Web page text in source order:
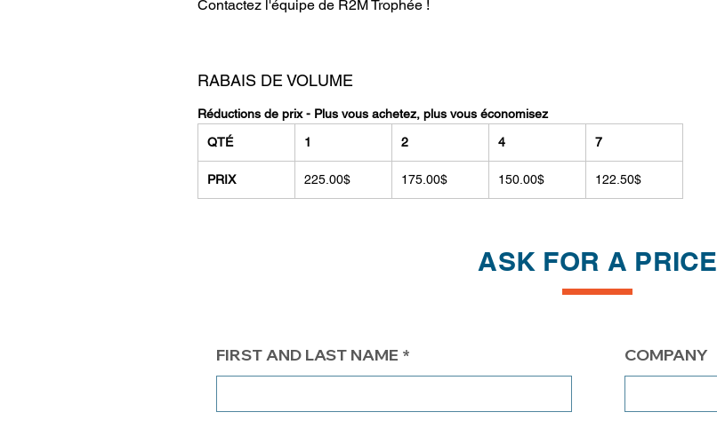
Contactez l'équipe de R2M Trophée !
RABAIS DE VOLUME
Réductions de prix - Plus vous achetez, plus vous économisez
QTÉ
1 2 4 7
PRIX 225.00$ 175.00$ 150.00$ 122.50$
ASK FOR A PRICE
FIRST AND LAST NAME COMPANY